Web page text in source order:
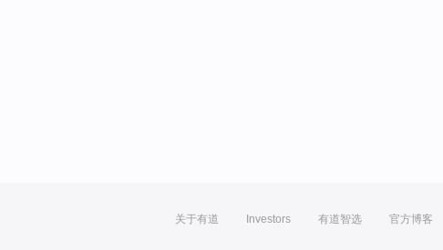
关于有道 Investors 有道智选 官方博客